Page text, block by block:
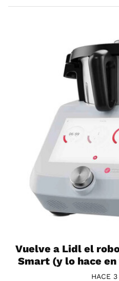
Vuelve a Lidl el
Smart (y lo hace
HACE 3